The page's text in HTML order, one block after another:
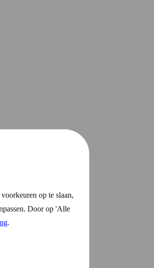
op te slaan,
Door op 'Alle
.